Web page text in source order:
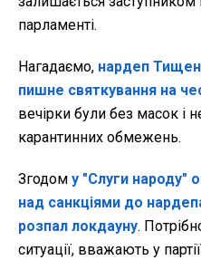
парламенті.
Нагадаємо, нардеп
пишне святкування на
вечірки були без масок і
карантинних обмежень.
Згодом у "Слуги народу"
над санкціями до
розпал локдауну.
ситуації, вважають у